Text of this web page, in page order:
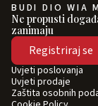
BUDI DIO WIA
Ne propusti
zanimaju
Registriraj se
Uvjeti poslovanja
Uvjeti prodaje
Zaštita osobnih